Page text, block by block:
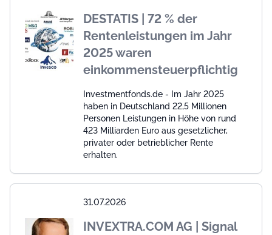
DESTATIS | 72 % der
Rentenleistungen im Jahr
2025 waren
einkommensteuerpflichtig
Investmentfonds.de - Im Jahr 2025
haben in Deutschland 22,5 Millionen
Personen Leistungen in Höhe von rund
423 Milliarden Euro aus gesetzlicher,
privater oder betrieblicher Rente
erhalten.
31.07.2026
INVEXTRA.COM AG | Signal